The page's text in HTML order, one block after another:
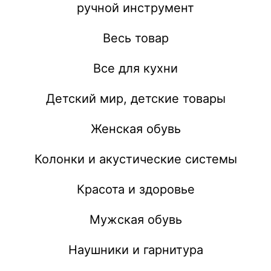
ручной инструмент
Весь товар
Все для кухни
Детский мир, детские товары
Женская обувь
Колонки и акустические системы
Красота и здоровье
Мужская обувь
Наушники и гарнитура